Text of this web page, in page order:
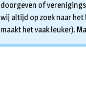
doorgeven of
wij altijd op zoek naar
maakt het vaak leuker).